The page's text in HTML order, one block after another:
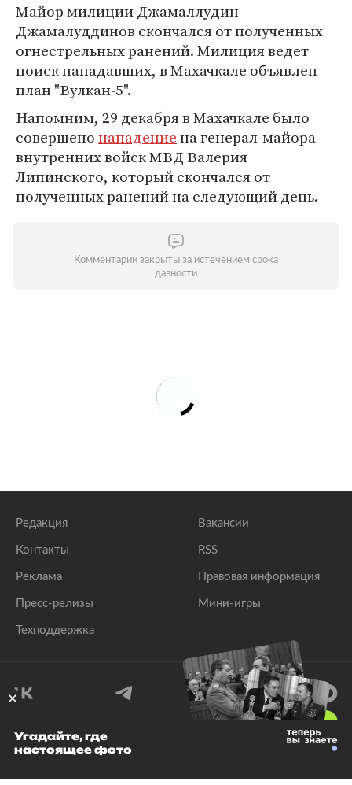
Майор милиции Джамаллудин
Джамалуддинов скончался от полученных
огнестрельных ранений. Милиция ведет
поиск нападавших, в Махачкале объявлен
план "Вулкан-5".
Напомним, 29 декабря в Махачкале было
совершенонападениена генерал-майора
внутренних войск МВД Валерия
Липинского, который скончался от
полученных ранений на следующий день.
Комментарии закрыты за истечением срока
давности
Редакция
Контакты
Реклама
Пресс-релизы
Техподдержка
Вакансии
RSS
Правовая информация
Мини-игры
© 1999–2026 Все права защищены.
Угадайте, где
настоящее фото